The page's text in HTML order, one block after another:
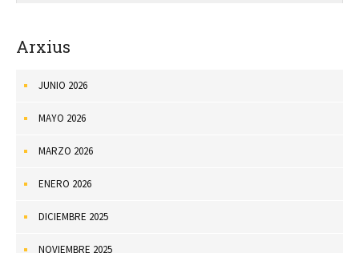
Arxius
JUNIO 2026
MAYO 2026
MARZO 2026
ENERO 2026
DICIEMBRE 2025
NOVIEMBRE 2025